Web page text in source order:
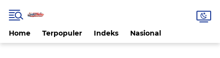
Home Terpopuler Indeks Nasional